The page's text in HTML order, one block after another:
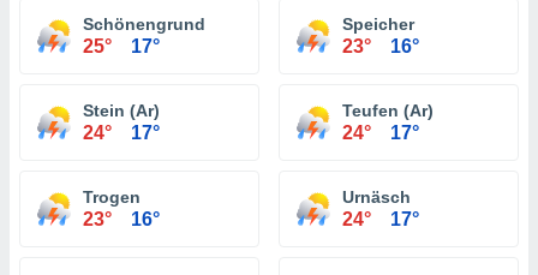
Schönengrund
25° 17°
Speicher
23° 16°
Stein (Ar)
24° 17°
Teufen (Ar)
24° 17°
Trogen
23° 16°
Urnäsch
24° 17°